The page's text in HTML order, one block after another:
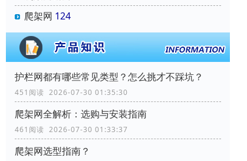
爬架网 124
‌护栏网‌都有哪些常见类型？怎么挑才不踩坑？
451阅读 2026-07-30 01:35:30
爬架网全解析：选购与安装指南
461阅读 2026-07-30 01:33:37
爬架网选型指南？